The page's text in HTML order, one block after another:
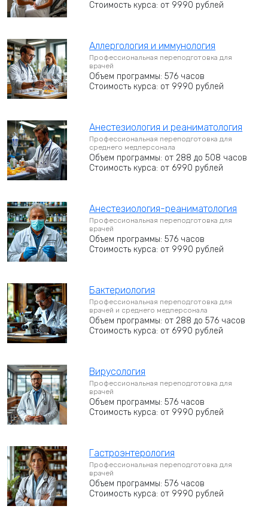
Стоимость курса: от 9990 рублей
Аллергология и иммунология
Профессиональная переподготовка для
врачей
Объем программы: 576 часов
Стоимость курса: от 9990 рублей
Анестезиология и реаниматология
Профессиональная переподготовка для
среднего медперсонала
Объем программы: от 288 до 508 часов
Стоимость курса: от 6990 рублей
Анестезиология-реаниматология
Профессиональная переподготовка для
врачей
Объем программы: 576 часов
Стоимость курса: от 9990 рублей
Бактериология
Профессиональная переподготовка для
врачей и среднего медперсонала
Объем программы: от 288 до 576 часов
Стоимость курса: от 6990 рублей
Вирусология
Профессиональная переподготовка для
врачей
Объем программы: 576 часов
Стоимость курса: от 9990 рублей
Гастроэнтерология
Профессиональная переподготовка для
врачей
Объем программы: 576 часов
Стоимость курса: от 9990 рублей